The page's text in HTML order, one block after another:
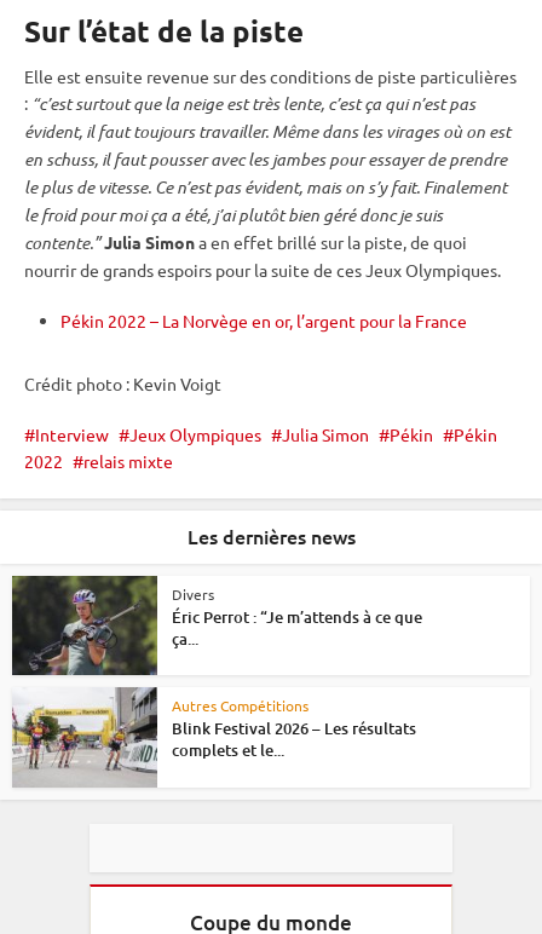
Sur l’état de la piste
Elle est ensuite revenue sur des conditions de piste particulières
: “c’est surtout que la neige est très lente, c’est ça qui n’est pas
évident, il faut toujours travailler. Même dans les virages où on est
en schuss, il faut pousser avec les jambes pour essayer de prendre
le plus de vitesse. Ce n’est pas évident, mais on s’y fait. Finalement
le froid pour moi ça a été, j’ai plutôt bien géré donc je suis
contente.”Julia Simona en effet brillé sur la piste, de quoi
nourrir de grands espoirs pour la suite de cesJeux Olympiques.
Pékin 2022 – La Norvège en or, l’argent pour la France
Crédit photo : Kevin Voigt
Interview Jeux Olympiques Julia Simon Pékin
Pékin
2022
relais mixte
Les dernières news
Divers
Éric Perrot : “Je m’attends à ce que
ça...
Autres Compétitions
Blink Festival 2026 – Les résultats
complets et le...
Coupe du monde